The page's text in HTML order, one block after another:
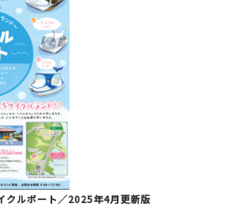
クルボート／2025年4月更新版